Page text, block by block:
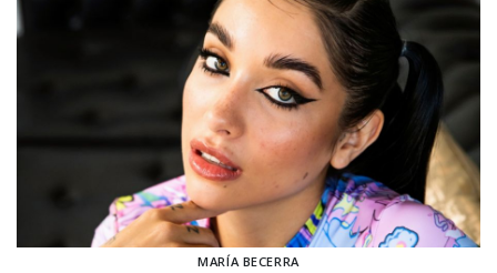
MARÍA BECERRA